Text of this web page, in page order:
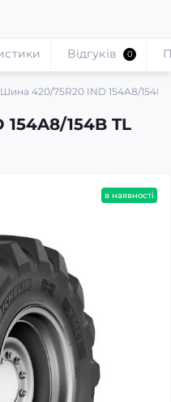
Шина 420/75R20 IND 154A8/154B
154B TL
Відгуків 0
в наявності